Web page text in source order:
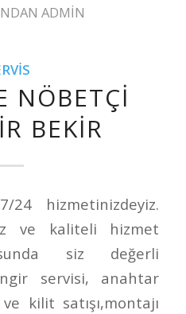
ADMIN
NÖBETÇI
BEKIR
24 hizmetinizdeyiz.
ve kaliteli hizmet
siz değerli
servisi, anahtar
kilit satışı,montajı